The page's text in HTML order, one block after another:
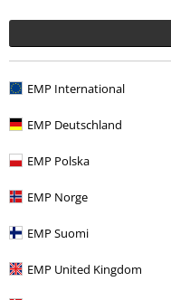
EMP International
EMP Deutschland
EMP Polska
EMP Norge
EMP Suomi
EMP United Kingdom